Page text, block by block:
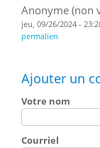
Anonyme (non
jeu, 09/26/2024 -
permalien
Ajouter un
Votre nom
Courriel